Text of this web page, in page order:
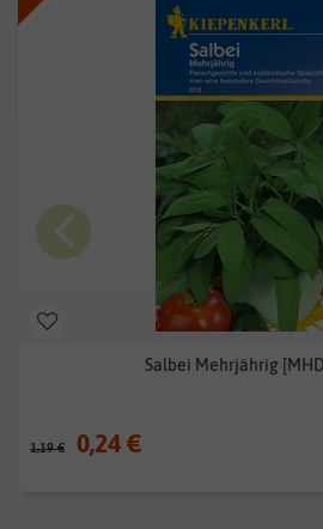
Salbei Mehrjährig
1,19 € 0,24 €